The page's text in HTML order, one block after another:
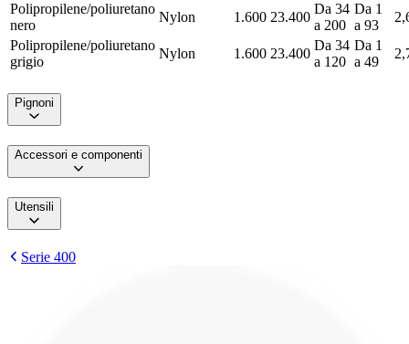
Polipropilene/poliuretano
nero
Nylon 1.600 23.400
Da 34
a 200
Da 1
a 93
Polipropilene/poliuretano
grigio
Nylon 1.600 23.400
Da 34
a 120
Da 1
a 49
Pignoni
Accessori e componenti
Utensili
Serie 400